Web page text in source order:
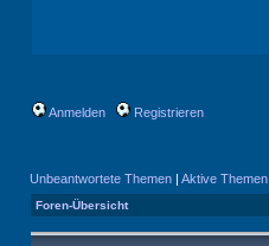
Anmelden Registrieren
Unbeantwortete Themen | Aktive Themen
Foren-Übersicht